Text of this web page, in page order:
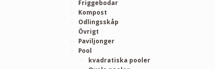
Friggebodar
Kompost
Odlingsskåp
Övrigt
Paviljonger
Pool
kvadratiska pooler